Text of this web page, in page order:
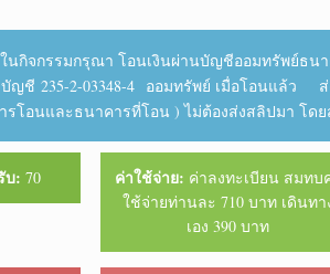
นกิจกรรมกรุณา โอนเงินผ่านบัญชีออมทรัพย์ธน
ญชี 235-2-03348-4 ออมทรัพย์ เมื่อโอนแล้ว
โอนและธนาคารที่โอน ) ไม่ต้องส่งสลิปมา โดยส่
บ: 70 ค่าใช้จ่าย: ค่าลงทะเบียน สมทบ
ใช้จ่ายท่านละ 710 บาท เดินทา
เอง 390 บาท